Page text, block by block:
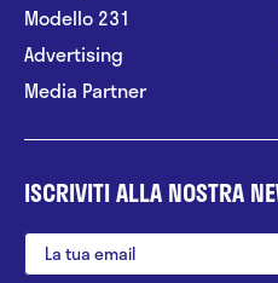
Modello 231
Advertising
Media Partner
ISCRIVITI ALLA NOSTRA